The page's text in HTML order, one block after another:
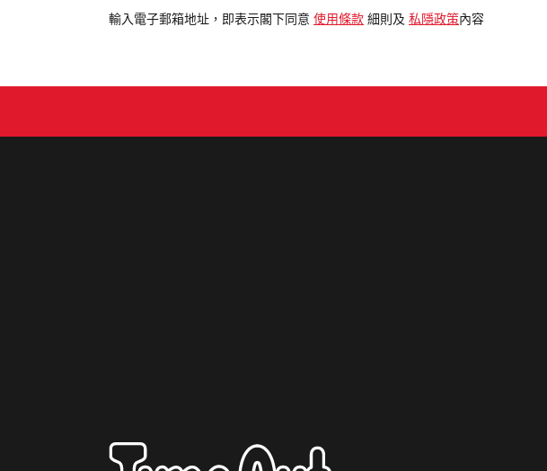
電
輸入電子郵箱地址，即表示閣下同意 使用條款 細則及 私隱政策 內容